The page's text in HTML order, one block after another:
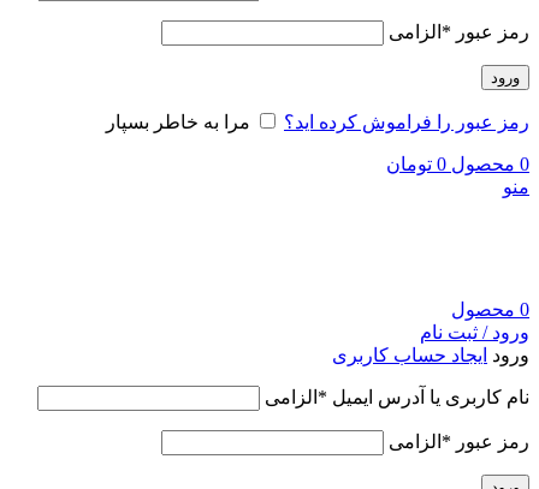
رمز عبور * الزامی
ورود
رمز عبور را فراموش کرده اید؟ مرا به خاطر بسپار
0 محصول 0 تومان
منو
0 محصول
ورود / ثبت نام
ورود ایجاد حساب کاربری
نام کاربری یا آدرس ایمیل * الزامی
رمز عبور * الزامی